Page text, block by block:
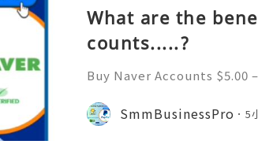
What are the
counts.....?
Buy Naver Accounts $5.00
e Welcome to Never
gine and online platform. Al
SmmBusinessPro 5